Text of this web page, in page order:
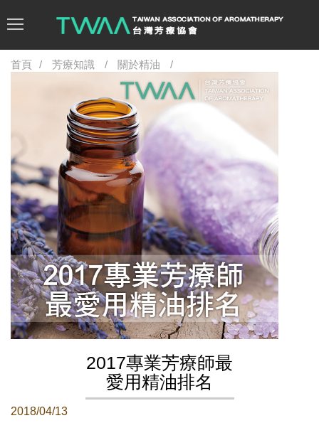
首頁 芳療知識 關於精油
2017專業芳療師最
愛用精油排名
2018/04/13